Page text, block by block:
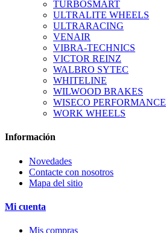
TURBOSMART
ULTRALITE WHEELS
ULTRARACING
VENAIR
VIBRA-TECHNICS
VICTOR REINZ
WALBRO SYTEC
WHITELINE
WILWOOD BRAKES
WISECO PERFORMANCE
WORK WHEELS
Información
Novedades
Contacte con nosotros
Mapa del sitio
Mi cuenta
Mis compras